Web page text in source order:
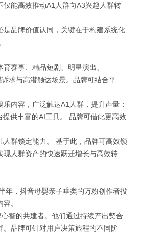
能高效推动A1人群向A3兴趣人群转
品牌价值认同，关键在于构建系统化
赛事、精品短剧、明星演出、
求与高潜触达场景。品牌可结合平
内容，广泛触达A1人群，提升声量；
供丰富的AI工具。 品牌可借此更高效
群锁定能力。 基于此，品牌可高效锁
人群资产的快速跃迁增长与高效转
年，抖音母婴亲子垂类的万粉创作者投
。
智的共建者。他们通过持续产出契合
品牌可针对用户决策旅程的不同阶